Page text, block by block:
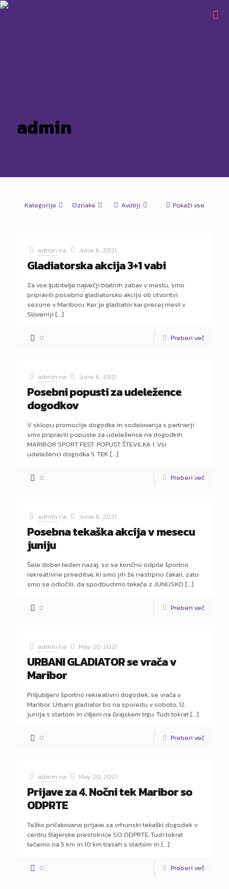
admin
Kategorije Oznake Avotrji Pokaži vse
admin na June 6, 2021
Gladiatorska akcija 3+1 vabi
Za vse ljubitelje največji blatnih zabav v mestu, smo
pripravili posebno gladiatorsko akcijo ob otvoritvi
sezone v Mariboru. Ker je gladiator kar precej mest v
Sloveniji […]
0 Preberi več
admin na June 6, 2021
Posebni popusti za udeležence
dogodkov
V sklopu promocije dogodka in sodelovanja s partnerji
smo pripravili popuste za udeležence na dogodkih
MARIBOR SPORT FEST. POPUST ŠTEVILKA 1: Vsi
udeleženci dogodka 5. TEK […]
0 Preberi več
admin na June 6, 2021
Posebna tekaška akcija v mesecu
juniju
Šele dober teden nazaj, so se končno odprle športno
rekreativne prireditve, ki smo jih že nestrpno čakali, zato
smo se odločili, da spodbudimo tekače z JUNIJSKO […]
0 Preberi več
admin na May 20, 2021
URBANI GLADIATOR se vrača v
Maribor
Priljubljeni športno rekreativni dogodek, se vrača v
Maribor. Urbani gladiator bo na sporedu v soboto, 12.
junija s startom in ciljem na Grajskem trgu. Tudi tokrat […]
0 Preberi več
admin na May 20, 2021
Prijave za 4. Nočni tek Maribor so
ODPRTE
Težko pričakovane prijave za vrhunski tekaški dogodek v
centru štajerske prestolnice SO ODPRTE. Tudi tokrat
tečemo na 5 km in 10 km trasah s startom in […]
0 Preberi več